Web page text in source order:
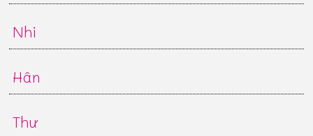
Nhi
Hân
Thư